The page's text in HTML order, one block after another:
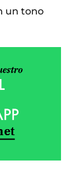
un tono